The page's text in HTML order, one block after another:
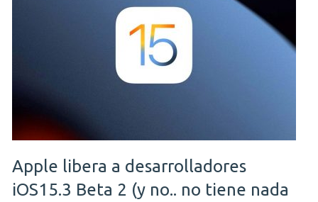
Apple libera a desarrolladores
iOS15.3 Beta 2 (y no.. no tiene nada